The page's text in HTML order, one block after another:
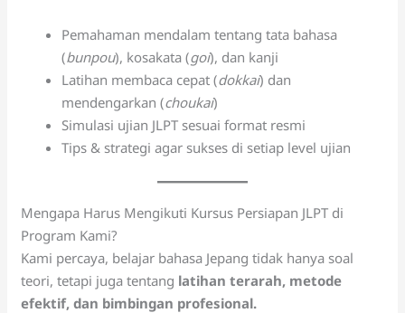
Pemahaman mendalam tentang tata bahasa
(bunpou), kosakata (goi), dan kanji
Latihan membaca cepat (dokkai) dan
mendengarkan (choukai)
Simulasi ujian JLPT sesuai format resmi
Tips & strategi agar sukses di setiap level ujian
Mengapa Harus Mengikuti Kursus Persiapan JLPT di
Program Kami?
Kami percaya, belajar bahasa Jepang tidak hanya soal
teori, tetapi juga tentang latihan terarah, metode
efektif, dan bimbingan profesional.